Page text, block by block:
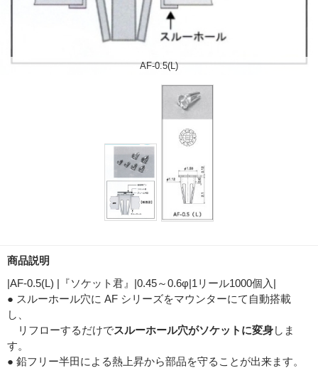
AF-0.5(L)
商品説明
|AF-0.5(L) |『ソケット君』|0.45～0.6φ|1リール1000個入|
● スルーホール穴に AF シリーズをマウンターにて自動搭載
し、
リフローするだけでスルーホール穴がソケットに変身しま
す。
● 鉛フリー半田による熱上昇から部品を守ることが出来ます。